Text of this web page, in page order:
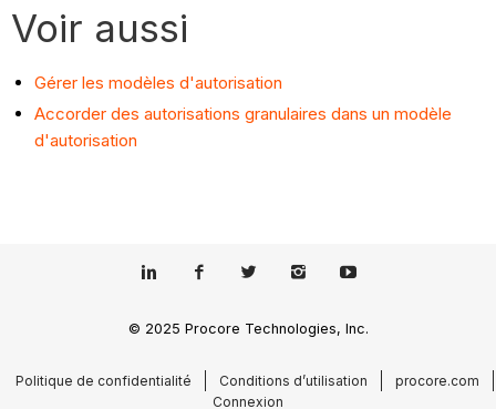
Voir aussi
Gérer les modèles d'autorisation
Accorder des autorisations granulaires dans un modèle
d'autorisation
© 2025 Procore Technologies, Inc.
Politique de confidentialité Conditions d’utilisation
procore.com
Connexion